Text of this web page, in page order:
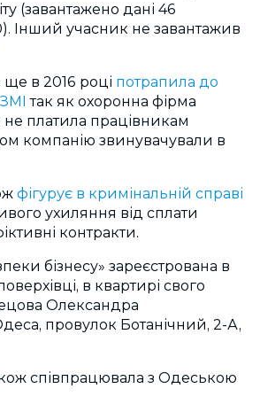
(завантажено дані 46
Інший учасник не завантажив
в 2016 році потрапила до
так як охоронна фірма
не платила працівникам
компанію звинувачували в
фігурує в кримінальній справі
ухиляння від сплати
контракти.
бізнесу» зареєстрована в
в квартирі свого
Олександра
провулок Ботанічний, 2-А,
співпрацювала з Одеською